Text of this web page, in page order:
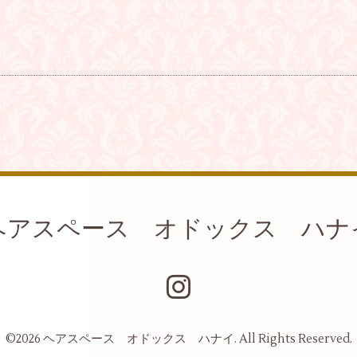
アスペース オドックス ハナ
©2026 ヘアスペース オドックス ハナイ. All Rights Reserved.